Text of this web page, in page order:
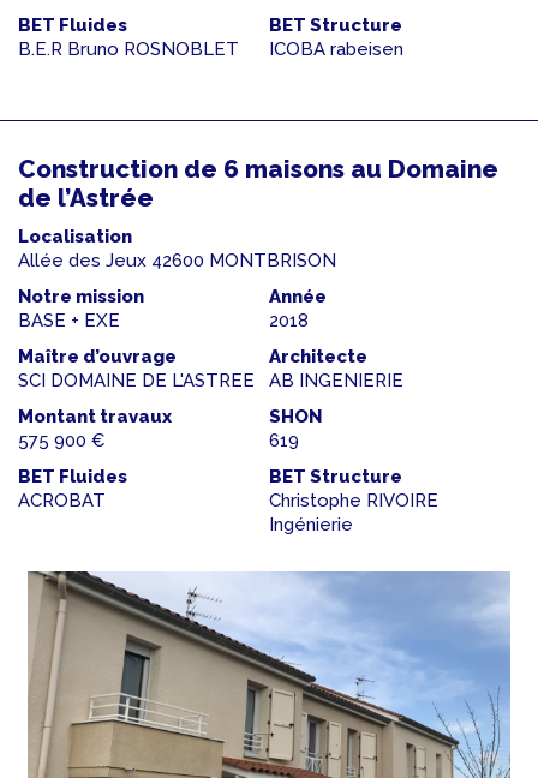
BET Fluides
B.E.R Bruno ROSNOBLET
BET Structure
ICOBA rabeisen
Construction de 6 maisons au Domaine
de l’Astrée
Localisation
Allée des Jeux 42600 MONTBRISON
Notre mission
BASE + EXE
Année
2018
Maître d’ouvrage
SCI DOMAINE DE L'ASTREE
Architecte
AB INGENIERIE
Montant travaux
575 900 €
SHON
619
BET Fluides
ACROBAT
BET Structure
Christophe RIVOIRE
Ingénierie